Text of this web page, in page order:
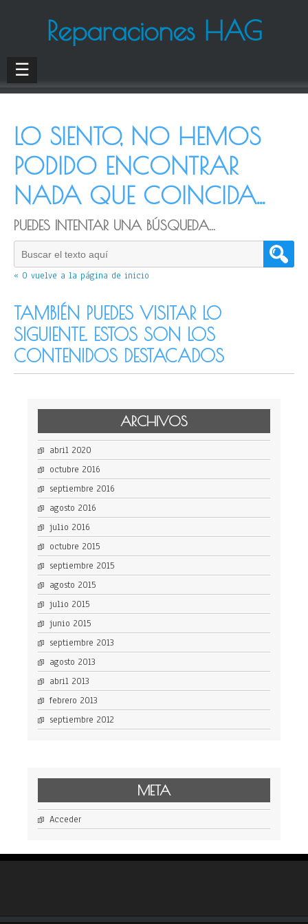
Reparaciones HAG
☰
LO SIENTO, NO HEMOS
PODIDO ENCONTRAR
NADA QUE COINCIDA...
PUEDES INTENTAR UNA BÚSQUEDA...
« O vuelve a la página de inicio
TAMBIÉN PUEDES VISITAR LO
SIGUIENTE. ESTOS SON LOS
CONTENIDOS DESTACADOS
ARCHIVOS
abril 2020
octubre 2016
septiembre 2016
agosto 2016
julio 2016
octubre 2015
septiembre 2015
agosto 2015
julio 2015
junio 2015
septiembre 2013
agosto 2013
abril 2013
febrero 2013
septiembre 2012
META
Acceder